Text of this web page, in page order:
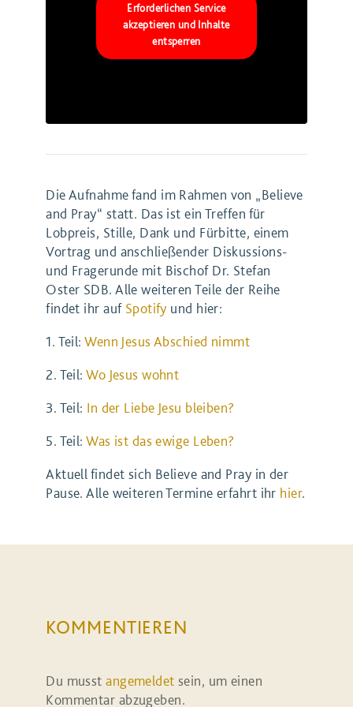
Erforderlichen Service
akzeptieren und Inhalte
entsperren
Die Aufnahme fand im Rahmen von „Believe
and Pray“ statt. Das ist ein Treffen für
Lobpreis, Stille, Dank und Fürbitte, einem
Vortrag und anschließender Diskussions-
und Fragerunde mit Bischof Dr. Stefan
Oster SDB. Alle weiteren Teile der Reihe
findet ihr auf Spotify und hier:
1. Teil:Wenn Jesus Abschied nimmt
2. Teil:Wo Jesus wohnt
3. Teil: In der Liebe Jesu bleiben?
5. Teil:Was ist das ewige Leben?
Aktuell findet sich Believe and Pray in der
Pause. Alle weiteren Termine erfahrt ihr hier.
KOMMENTIEREN
Du musstangemeldet sein, um einen
Kommentar abzugeben.